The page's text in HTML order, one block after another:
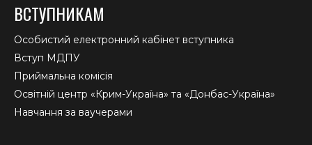
ВСТУПНИКАМ
Особистий електронний кабінет вступника
Вступ МДПУ
Приймальна комісія
Освітній центр «Крим-Україна» та «Донбас-Україна»
Навчання за ваучерами